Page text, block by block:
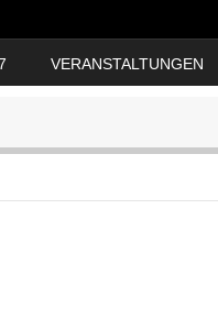
VERANSTALTUNGEN